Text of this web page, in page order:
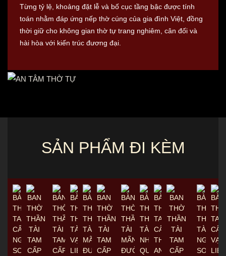
Từng tỷ lệ, khoảng đặt lễ và bố cục tầng bậc được tính
toán nhằm đáp ứng nếp thờ cúng của gia đình Việt, đồng
thời giữ cho không gian thờ tự trang nghiêm, cân đối và
hài hòa với kiến trúc đương đại.
SẢN PHẨM ĐI KÈM